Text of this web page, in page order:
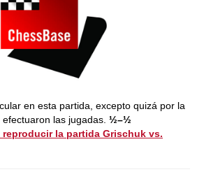
en esta partida, excepto quizá por la
las jugadas. ½–½
reproducir la partida Grischuk vs.